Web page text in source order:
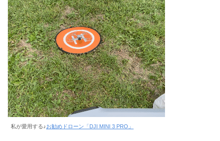
私が愛用する♪お勧めドローン「DJI MINI 3 PRO」